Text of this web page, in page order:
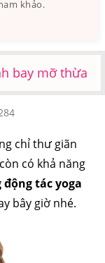
khảo.
bay mỡ thừa
chỉ thư giãn
có khả năng
tác yoga
bây giờ nhé.